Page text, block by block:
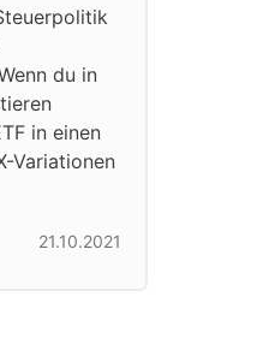
du in
in einen
Variationen
21.10.2021